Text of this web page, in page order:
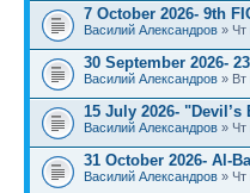
7 October 2026- 9th
Василий Александров » Чт
30 September 2026-
Василий Александров » Вт
15 July 2026-
Василий Александров » Чт
31 October 2026- Al-
Василий Александров » Чт